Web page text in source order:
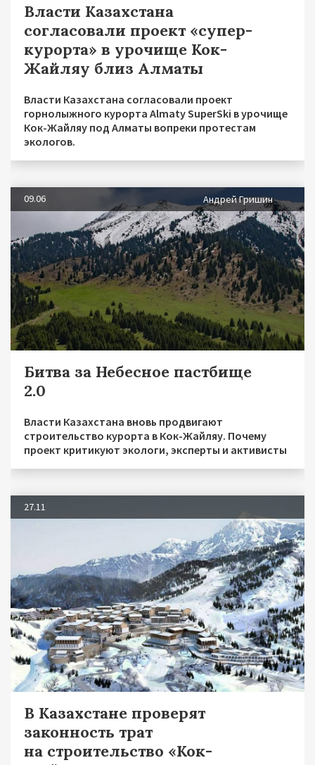
Власти Казахстана
согласовали проект «супер-
курорта» в урочище Кок-
Жайляу близ Алматы
Власти Казахстана согласовали проект
горнолыжного курорта Almaty SuperSki в урочище
Кок-Жайляу под Алматы вопреки протестам
экологов.
09.06 Андрей Гришин
Битва за Небесное пастбище
2.0
Власти Казахстана вновь продвигают
строительство курорта в Кок-Жайляу. Почему
проект критикуют экологи, эксперты и активисты
27.11
В Казахстане проверят
законность трат
на строительство «Кок-